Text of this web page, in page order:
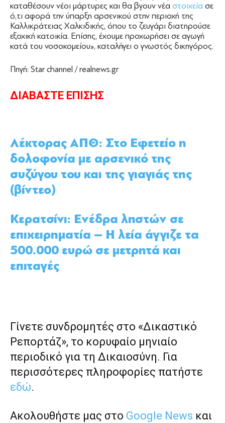
καταθέσουν νέοι μάρτυρες και θα βγουν νέα στοιχεία σε
ό,τι αφορά την ύπαρξη αρσενικού στην περιοχή της
Καλλικράτειας Χαλκιδικής, όπου το ζευγάρι διατηρούσε
εξοχική κατοικία. Επίσης, έχουμε προχωρήσει σε αγωγή
κατά του νοσοκομείου», καταλήγει ο γνωστός δικηγόρος.
Πηγή: Star channel / realnews.gr
ΔΙΑΒΑΣΤΕ ΕΠΙΣΗΣ
Λέκτορας ΑΠΘ: Στο Εφετείο η
δολοφονία με αρσενικό της
συζύγου του και της γιαγιάς της
(βίντεο)
Κερατσίνι: Ενέδρα ληστών σε
επιχειρηματία – Η λεία άγγιζε τα
500.000 ευρώ σε μετρητά και
επιταγές
Γίνετε συνδρομητές στο «Δικαστικό
Ρεπορτάζ», το κορυφαίο μηνιαίο
περιοδικό για τη Δικαιοσύνη. Για
περισσότερες πληροφορίες πατήστε
εδώ.
Ακολουθήστε μας στο Google News και